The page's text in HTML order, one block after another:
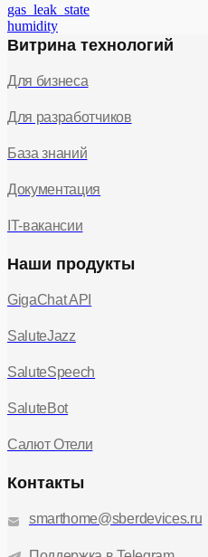
}
gas_leak_state
humidity
Витрина технологий
Для бизнеса
Для разработчиков
База знаний
Документация
IT-вакансии
Наши продукты
GigaChat API
SaluteJazz
SaluteSpeech
SaluteBot
Салют Отели
Контакты
smarthome@sberdevices.ru